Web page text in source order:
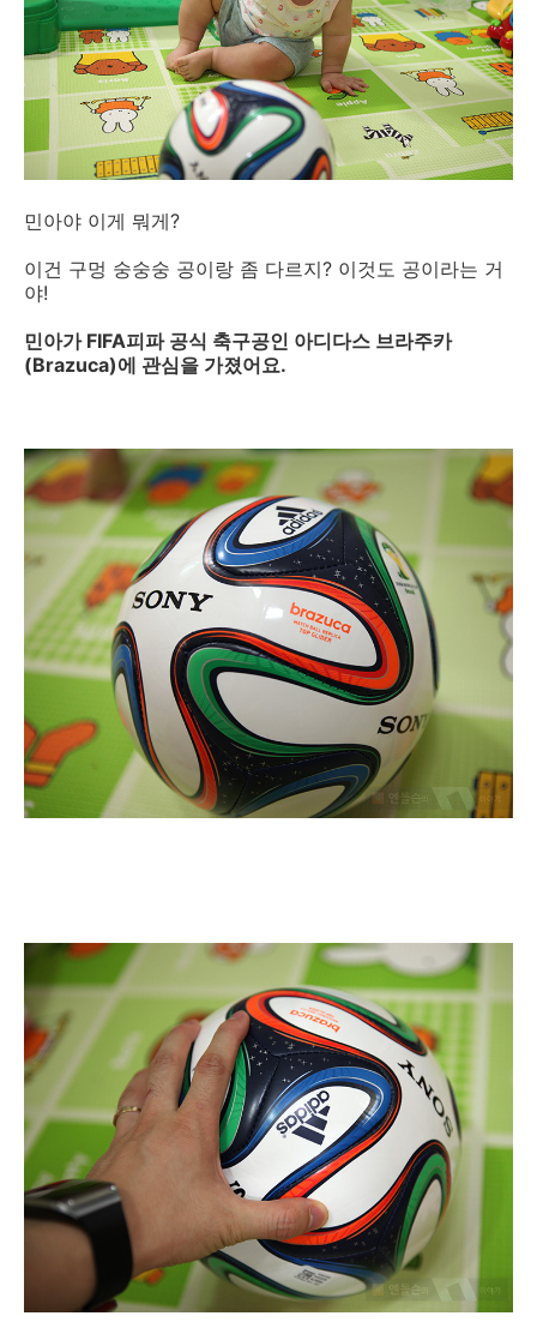
민아야 이게 뭐게?
이건 구멍 숭숭숭 공이랑 좀 다르지? 이것도 공이라는 거
야!
민아가 FIFA피파 공식 축구공인 아디다스 브라주카
(Brazuca)에 관심을 가졌어요.